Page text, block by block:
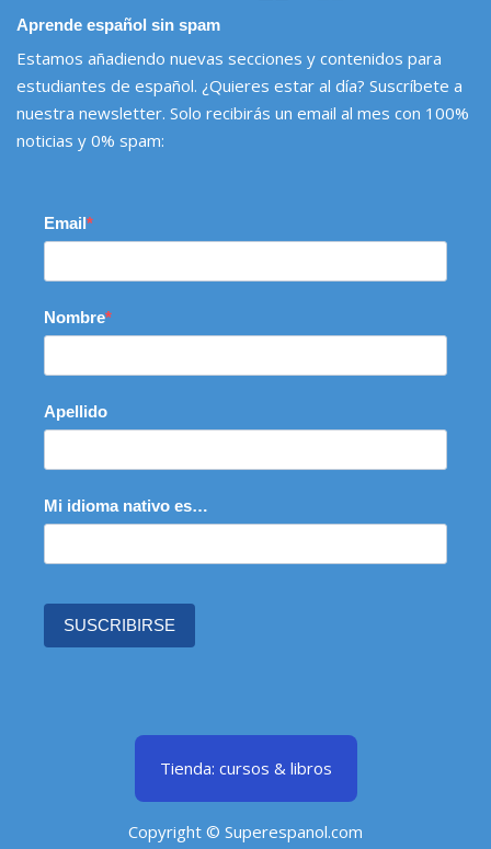
Aprende español sin spam
Estamos añadiendo nuevas secciones y contenidos para
estudiantes de español. ¿Quieres estar al día? Suscríbete a
nuestra newsletter. Solo recibirás un email al mes con 100%
noticias y 0% spam:
Email
Nombre
Apellido
Mi idioma nativo es…
SUSCRIBIRSE
Tienda: cursos & libros
Copyright © Superespanol.com